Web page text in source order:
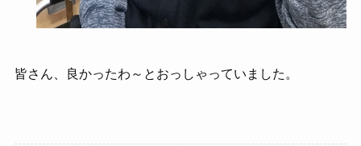
皆さん、良かったわ～とおっしゃっていました。